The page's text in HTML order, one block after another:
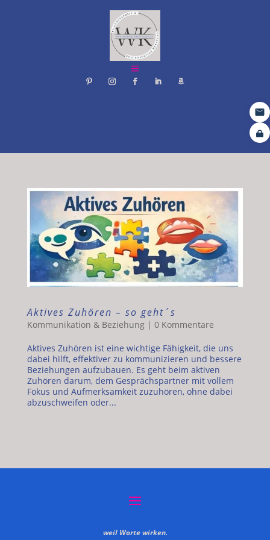
Aktives Zuhören – so geht´s
Kommunikation & Beziehung| 0 Kommentare
Aktives Zuhören ist eine wichtige Fähigkeit, die uns
dabei hilft, effektiver zu kommunizieren und bessere
Beziehungen aufzubauen. Es geht beim aktiven
Zuhören darum, dem Gesprächspartner mit vollem
Fokus und Aufmerksamkeit zuzuhören, ohne dabei
abzuschweifen oder...
weil Worte wirken.